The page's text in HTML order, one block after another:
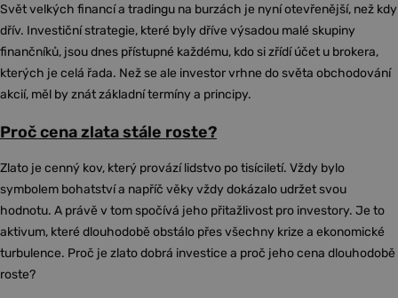
Svět velkých financí a tradingu na burzách je nyní otevřenější, než kdy
dřív. Investiční strategie, které byly dříve výsadou malé skupiny
finančníků, jsou dnes přístupné každému, kdo si zřídí účet u brokera,
kterých je celá řada. Než se ale investor vrhne do světa obchodování
akcií, měl by znát základní termíny a principy.
Proč cena zlata stále roste?
Zlato je cenný kov, který provází lidstvo po tisíciletí. Vždy bylo
symbolem bohatství a napříč věky vždy dokázalo udržet svou
hodnotu. A právě v tom spočívá jeho přitažlivost pro investory. Je to
aktivum, které dlouhodobě obstálo přes všechny krize a ekonomické
turbulence. Proč je zlato dobrá investice a proč jeho cena dlouhodobě
roste?